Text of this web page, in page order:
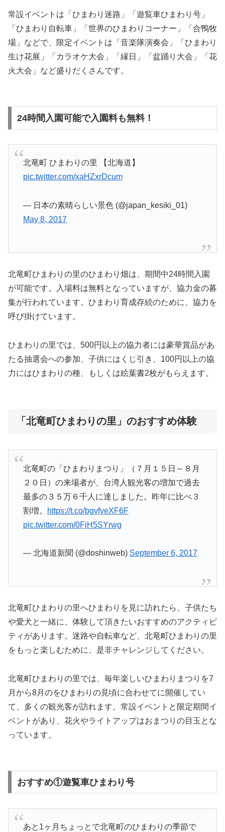
常設イベントは「ひまわり迷路」「遊覧車ひまわり号」
「ひまわり自転車」「世界のひまわりコーナー」「合鴨牧
場」などで、限定イベントは「音楽隊演奏会」「ひまわり
生け花展」「カラオケ大会」「縁日」「盆踊り大会」「花
火大会」など盛りだくさんです。
24時間入園可能で入園料も無料！
北竜町 ひまわりの里 【北海道】
pic.twitter.com/xaHZxrDcum
— 日本の素晴らしい景色 (@japan_kesiki_01)
May 8, 2017
北竜町ひまわりの里のひまわり畑は、期間中24時間入園
が可能です。入場料は無料となっていますが、協力金の募
集が行われています。ひまわり育成存続のために、協力を
呼び掛けています。
ひまわりの里では、500円以上の協力者には豪華賞品があ
たる抽選会への参加、子供にはくじ引き、100円以上の協
力にはひまわりの種、もしくは絵葉書2枚がもらえます。
「北竜町ひまわりの里」のおすすめ体験
北竜町の「ひまわりまつり」（７月１５日～８月
２０日）の来場者が、台湾人観光客の増加で過去
最多の３５万６千人に達しました。昨年に比べ３
割増。
https://t.co/bgvfyeXF6F
pic.twitter.com/0FjH5SYrwg
— 北海道新聞 (@doshinweb) September 6, 2017
北竜町ひまわりの里へひまわりを見に訪れたら、子供たち
や愛犬と一緒に、体験して頂きたいおすすめのアクティビ
ティがあります。迷路や自転車など、北竜町ひまわりの里
をもっと楽しむために、是非チャレンジしてください。
北竜町ひまわりの里では、毎年楽しいひまわりまつりを7
月から8月のをひまわりの見頃に合わせてに開催してい
て、多くの観光客が訪れます。常設イベントと限定期間イ
ベントがあり、花火やライトアップはおまつりの目玉とな
っています。
おすすめ①遊覧車ひまわり号
あと1ヶ月ちょっとで北竜町のひまわりの季節で